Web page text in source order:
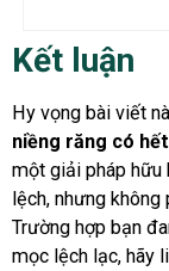
Kết luận
Hy vọng bài viết
niềng răng có
một giải pháp hữu
lệch, nhưng không
Trường hợp bạn
mọc lệch lạc, hãy